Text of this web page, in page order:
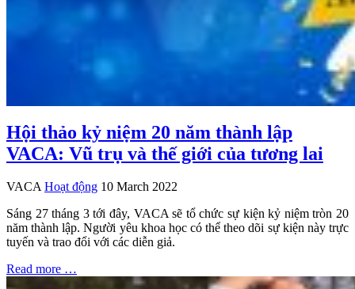
Hội thảo kỷ niệm 20 năm thành lập
VACA: Vũ trụ và thế giới của tương lai
VACA Hoạt động 10 March 2022
Sáng 27 tháng 3 tới đây, VACA sẽ tổ chức sự kiện kỷ niệm tròn 20
năm thành lập. Người yêu khoa học có thể theo dõi sự kiện này trực
tuyến và trao đổi với các diễn giả.
Read more …